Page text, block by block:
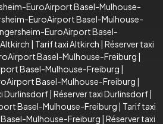
EuroAirport Basel-Mulhouse-
EuroAirport Basel-Mulhouse-
EuroAirport Basel-
| Tarif taxi Altkirch | Réserver taxi
Basel-Mulhouse-Freiburg |
Basel-Mulhouse-Freiburg |
Basel-Mulhouse-Freiburg |
Durlinsdorf| Réserver taxi Durlinsdorf|
Basel-Mulhouse-Freiburg | Tarif taxi
Mulhouse-Freiburg | Réserver taxi